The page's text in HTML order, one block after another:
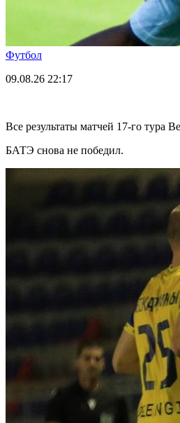
Футбол
09.08.26 22:17
Все результаты матчей 17-го тура
БАТЭ снова не победил.